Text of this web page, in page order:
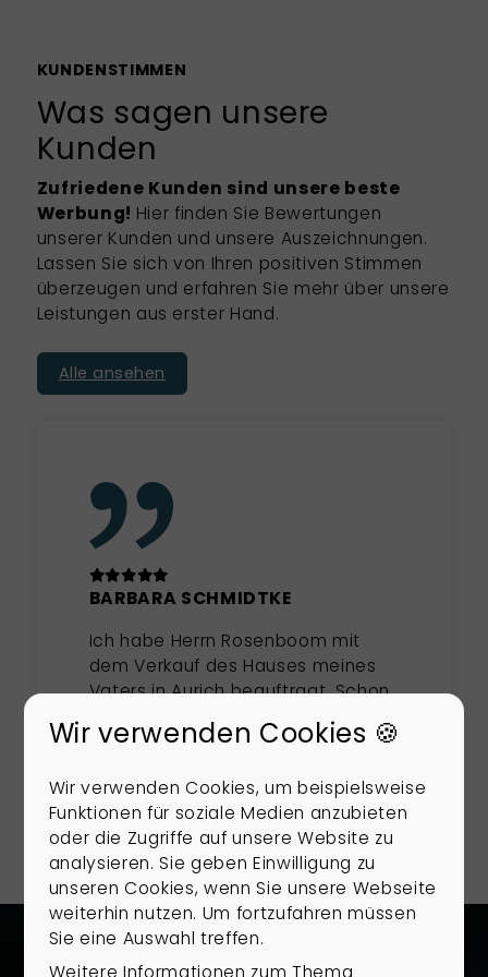
KUNDENSTIMMEN
Was sagen unsere
Kunden
Zufriedene Kunden sind unsere beste
Werbung! Hier finden Sie Bewertungen
unserer Kunden und unsere Auszeichnungen.
Lassen Sie sich von Ihren positiven Stimmen
überzeugen und erfahren Sie mehr über unsere
Leistungen aus erster Hand.
Alle ansehen
BARBARA SCHMIDTKE
Ich habe Herrn Rosenboom mit
dem Verkauf des Hauses meines
Vaters in Aurich beauftragt. Schon
beim ersten Kontakt beeindruckte
er mich durch seine ruhige,
ersten Gespräch wurde direkt
deutlich, dass er ausgezeichnete
regionale Marktkenntnisse hat.
Bei seiner Einschätzung des
Objektes hat er die Vorzüge und
Nachteile sofort richtig erkannt und
ein überzeugendes
Vermarktungskonzept
Mehr anzeigen
Wir verwenden Cookies 🍪
Wir verwenden Cookies, um beispielsweise
Funktionen für soziale Medien anzubieten
oder die Zugriffe auf unsere Website zu
analysieren. Sie geben Einwilligung zu
unseren Cookies, wenn Sie unsere Webseite
weiterhin nutzen. Um fortzufahren müssen
Sie eine Auswahl treffen.
Weitere Informationen zum Thema